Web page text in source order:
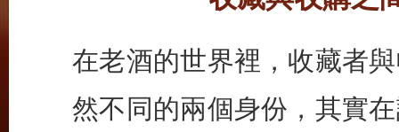
在老酒的世界裡，收藏者
然不同的兩個身份，其實